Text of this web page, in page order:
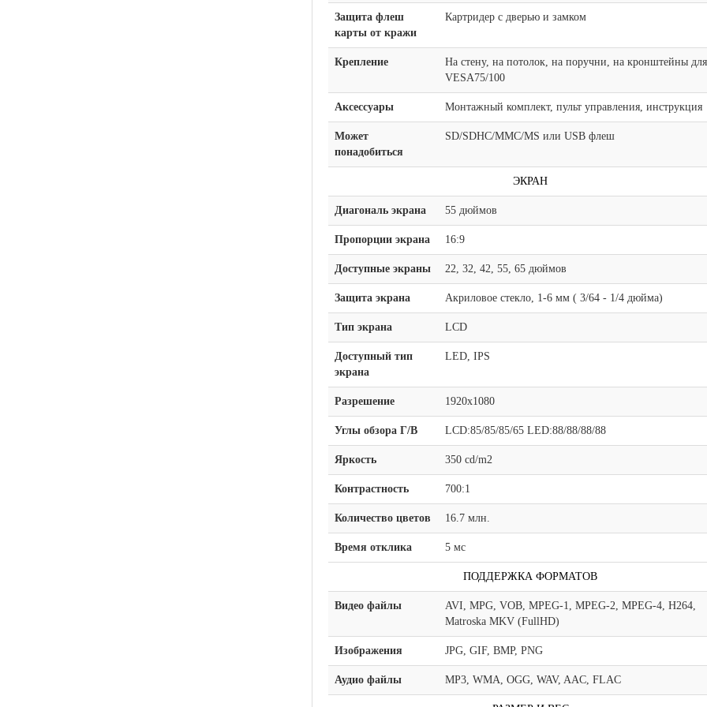
Защита флеш
карты от кражи
Картридер с дверью и замком
Крепление
На стену, на потолок, на поручни, на кронштейны
VESA75/100
Аксессуары Монтажный комплект, пульт управления, инструкция
Может
понадобиться
SD/SDHC/MMC/MS или USB флеш
ЭКРАН
Диагональ экрана 55 дюймов
Пропорции экрана 16:9
Доступные экраны 22, 32, 42, 55, 65 дюймов
Защита экрана Акриловое стекло, 1-6 мм ( 3/64 - 1/4 дюйма)
Тип экрана LCD
Доступный тип
экрана
LED, IPS
Разрешение 1920x1080
Углы обзора Г/В LCD:85/85/85/65 LED:88/88/88/88
Яркость 350 cd/m2
Контрастность 700:1
Количество цветов 16.7 млн.
Время отклика 5 мс
ПОДДЕРЖКА ФОРМАТОВ
Видео файлы
AVI, MPG, VOB, MPEG-1, MPEG-2, MPEG-4, H264,
Matroska MKV (FullHD)
Изображения JPG, GIF, BMP, PNG
Аудио файлы MP3, WMA, OGG, WAV, AAC, FLAC